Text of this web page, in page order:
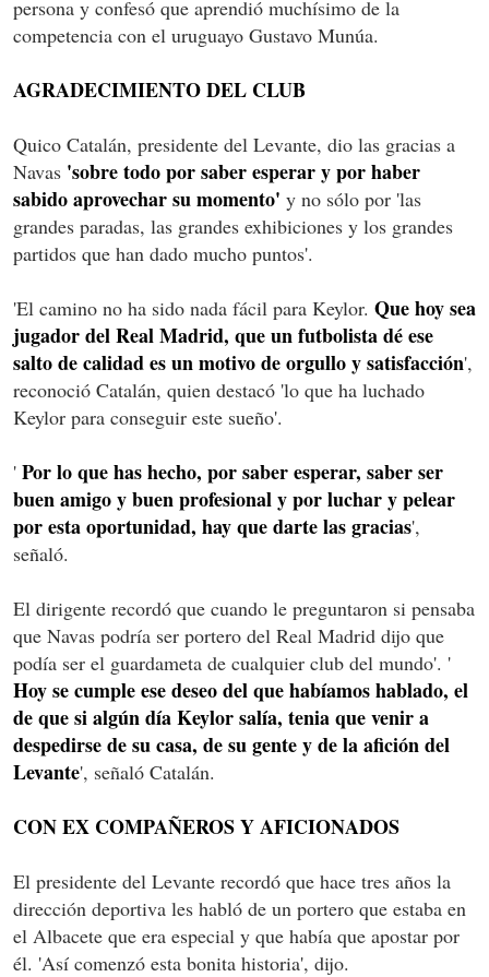
persona y confesó que aprendió muchísimo de la
competencia con el uruguayo Gustavo Munúa.
AGRADECIMIENTO DEL CLUB
Quico Catalán, presidente del Levante, dio las gracias a
Navas 'sobre todo por saber esperar y por haber
sabido aprovechar su momento' y no sólo por 'las
grandes paradas, las grandes exhibiciones y los grandes
partidos que han dado mucho puntos'.
'El camino no ha sido nada fácil para Keylor. Que hoy sea
jugador del Real Madrid, que un futbolista dé ese
salto de calidad es un motivo de orgullo y satisfacción',
reconoció Catalán, quien destacó 'lo que ha luchado
Keylor para conseguir este sueño'.
' Por lo que has hecho, por saber esperar, saber ser
buen amigo y buen profesional y por luchar y pelear
por esta oportunidad, hay que darte las gracias',
señaló.
El dirigente recordó que cuando le preguntaron si pensaba
que Navas podría ser portero del Real Madrid dijo que
podía ser el guardameta de cualquier club del mundo'. '
Hoy se cumple ese deseo del que habíamos hablado, el
de que si algún día Keylor salía, tenia que venir a
despedirse de su casa, de su gente y de la afición del
Levante', señaló Catalán.
CON EX COMPAÑEROS Y AFICIONADOS
El presidente del Levante recordó que hace tres años la
dirección deportiva les habló de un portero que estaba en
el Albacete que era especial y que había que apostar por
él. 'Así comenzó esta bonita historia', dijo.